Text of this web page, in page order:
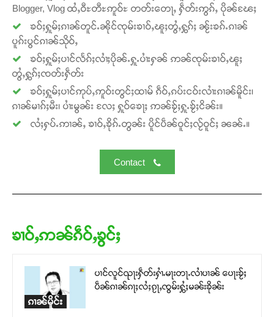
Blogger, Vlog ထႆႇဝီႊတီႊဢူဝ်ႊ တတ်းတေႃႇ ႁဵတ်းဢွၵ်ႇ ပိုၼ်ၽႄႈ
ၶဝ်ႈႁူမ်ႈၵၢၼ်တူင်ႉၼိုင်ၸုမ်းၶၢဝ်ႇၽူႈတွႆႇႁွၵ်ႈ ၼႂ်းၶၵ်ႉၵၢၼ်
ပူၵ်းပွင်ၵၢၼ်သိုဝ်ႇ
ၶဝ်ႈႁူမ်ႈပၢင်လႅၵ်ႈလၢႆႈပိုၼ်ႉႁူႉပၢႆးႁၼ် ဢၼ်ၸုမ်းၶၢဝ်ႇၽူႈ
တွႆႇႁွၵ်ႈၸတ်းႁဵတ်း
ၶဝ်ႈႁူမ်ႈပၢင်ဢုပ်ႇဢူဝ်းတွင်ႈထၢမ် ၵဵဝ်ႇၵပ်းငဝ်းလၢႆးၵၢၼ်မိူင်း၊
ၵၢၼ်မၢၵ်ႈမီး၊ ပၢႆးမွၼ်း လႄႈ ႁူဝ်ၶေႃႈ ဢၼ်ၶႂ်ႈႁူႉၶႂ်ႈငိၼ်း။
လႆႈႁပ်ႉဢၢၼ်ႇ ၶၢဝ်ႇၶိုၵ်ႉတွၼ်း ပိူင်ပဵၼ်ဝူင်ႈလႂ်ဝူင်ႈ ၼၼ်ႉ။
Contact
ၶၢဝ်ႇဢၼ်ၵဵဝ်ႇၶွင်ႈ
ၵၢၼ်မိူင်း
ပၢင်လူင်ၺႃးႁဵတ်းႁၢႆႉမႃးတႃႉလၢႆပၢၼ် ​​ပေႃးၶႂ်ႈ
ပဵၼ်ၵၢၼ်ၵႃႈလႆႈၵႂႃႇၸွမ်းႁွႆႈမၼ်းၶိုၼ်း